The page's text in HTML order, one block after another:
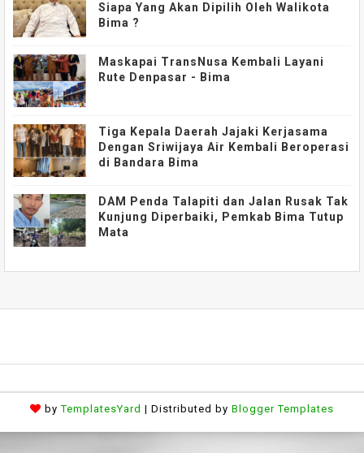
Siapa Yang Akan Dipilih Oleh Walikota
Bima ?
Maskapai TransNusa Kembali Layani
Rute Denpasar - Bima
Tiga Kepala Daerah Jajaki Kerjasama
Dengan Sriwijaya Air Kembali Beroperasi
di Bandara Bima
DAM Penda Talapiti dan Jalan Rusak Tak
Kunjung Diperbaiki, Pemkab Bima Tutup
Mata
byTemplatesYard | Distributed by Blogger Templates